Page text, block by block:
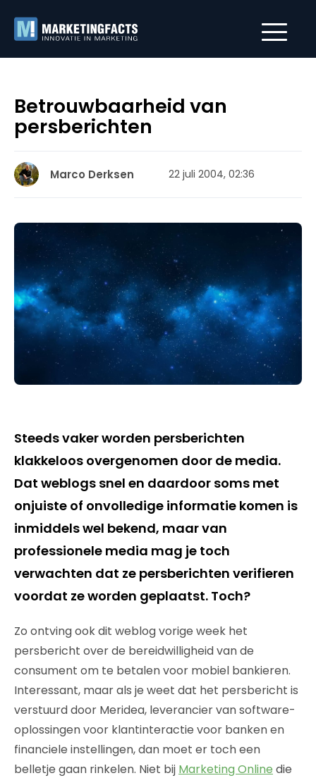
Betrouwbaarheid van
persberichten
Marco Derksen 22 juli 2004, 02:36
Steeds vaker worden persberichten
klakkeloos overgenomen door de media.
Dat weblogs snel en daardoor soms met
onjuiste of onvolledige informatie komen is
inmiddels wel bekend, maar van
professionele media mag je toch
verwachten dat ze persberichten verifieren
voordat ze worden geplaatst. Toch?
Zo ontving ook dit weblog vorige week het
persbericht over de bereidwilligheid van de
consument om te betalen voor mobiel bankieren.
Interessant, maar als je weet dat het persbericht is
verstuurd door Meridea, leverancier van software-
oplossingen voor klantinteractie voor banken en
financiele instellingen, dan moet er toch een
belletje gaan rinkelen. Niet bij Marketing Online die